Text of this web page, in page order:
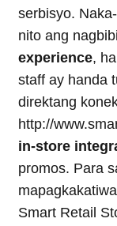
serbisyo.
nito ang
experience,
staff ay handa
direktang
http://
in-store
promos. Para
Smart Retail